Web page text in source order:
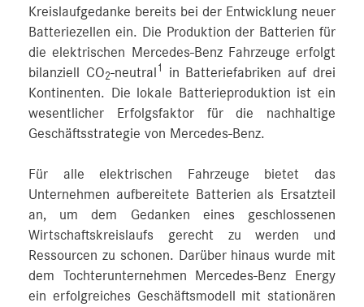
Kreislaufgedanke bereits bei der Entwicklung neuer
Batteriezellen ein. Die Produktion der Batterien für
die elektrischen Mercedes-Benz Fahrzeuge erfolgt
bilanziell CO2-neutral 1
in Batteriefabriken auf drei
Kontinenten. Die lokale Batterieproduktion ist ein
wesentlicher Erfolgsfaktor für die nachhaltige
Geschäftsstrategie von Mercedes-Benz.
Für alle elektrischen Fahrzeuge bietet das
Unternehmen aufbereitete Batterien als Ersatzteil
an, um dem Gedanken eines geschlossenen
Wirtschaftskreislaufs gerecht zu werden und
Ressourcen zu schonen. Darüber hinaus wurde mit
dem Tochterunternehmen Mercedes-Benz Energy
ein erfolgreiches Geschäftsmodell mit stationären